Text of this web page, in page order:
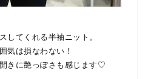
してくれる半袖ニット。
気は損なわない！
きに艶っぽさも感じます♡